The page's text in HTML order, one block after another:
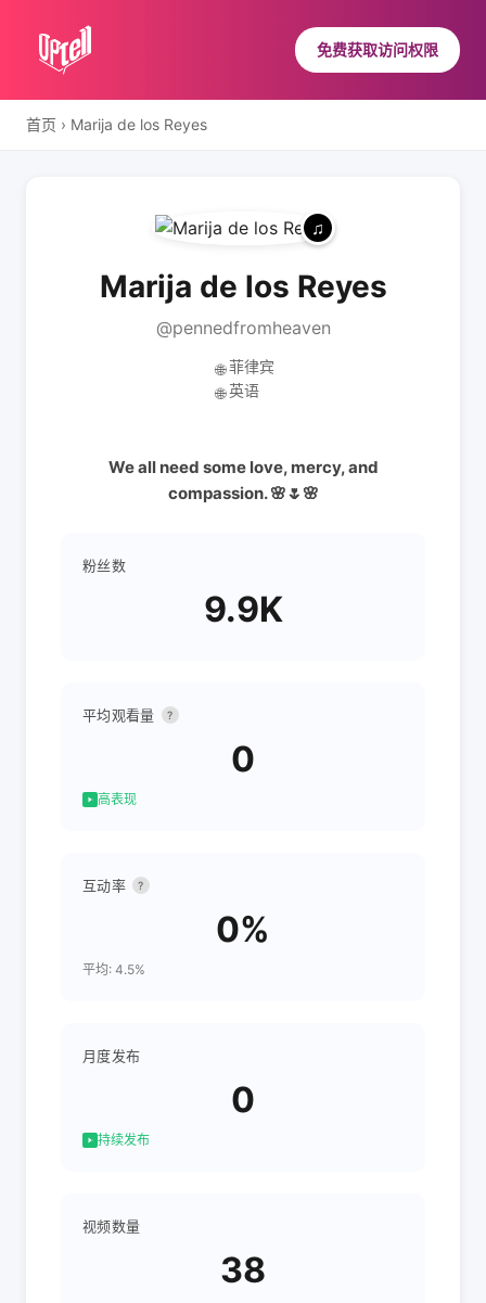
免费获取访问权限
首页 › Marija de los Reyes
Marija de los Reyes
@pennedfromheaven
🌐 菲律宾
🌐 英语
We all need some love, mercy, and
compassion. 🌸🌷🌸
粉丝数
9.9K
平均观看量 ?
0
高表现
互动率 ?
0%
平均: 4.5%
月度发布
0
持续发布
视频数量
38